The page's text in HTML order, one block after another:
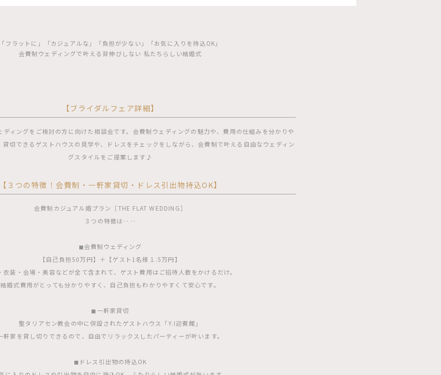
フラットに」「カジュアルな」「負担が少ない」「お気に入りを持込OK」
会費制ウェディングで叶える背伸びしない 私たちらしい結婚式
【ブライダルフェア詳細】
ディングをご検討の方に向けた相談会です。会費制ウェディングの魅力や、費用の仕組みを分かりや
切できるゲストハウスの見学や、ドレスをチェックをしながら、会費制で叶える自由なウェディン
グスタイルをご提案します♪
３つの特徴！会費制・一軒家貸切・ドレス引出物持込OK】
会費制カジュアル婚プラン［THE FLAT WEDDING］
３つの特徴は‥‥
◼︎会費制ウェディング
【自己負担50万円】＋【ゲスト1名様１.5万円】
衣装・会場・美容などが全て含まれて、ゲスト費用はご招待人数をかけるだけ。
結婚式費用がとっても分かりやすく、自己負担もわかりやすくて安心です。
◼︎一軒家貸切
聖タリアセン教会の中に併設されたゲストハウス「Y.I迎賓館」
軒家を貸し切りできるので、自由でリラックスしたパーティーが叶います。
◼︎ドレス引出物の持込OK